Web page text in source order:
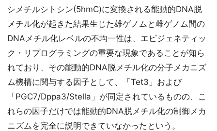
シメチルシトシン(5hmC)に変換される能動的DNA脱
メチル化が起きた結果生じた雄ゲノムと雌ゲノム間の
DNAメチル化レベルの不均一性は、エピジェネティッ
ク・リプログラミングの重要な現象であることが知ら
れており、その能動的DNA脱メチル化の分子メカニズ
ム機構に関与する因子として、「Tet3」および
「PGC7/Dppa3/Stella」が同定されているものの、こ
れらの因子だけでは能動的DNA脱メチル化の制御メカ
ニズムを完全に説明できていなかったという。